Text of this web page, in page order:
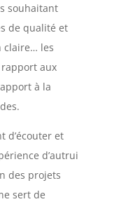
souhaitant
de qualité et
claire… les
aux
à la
d’écouter et
d’autrui
des projets
sert de